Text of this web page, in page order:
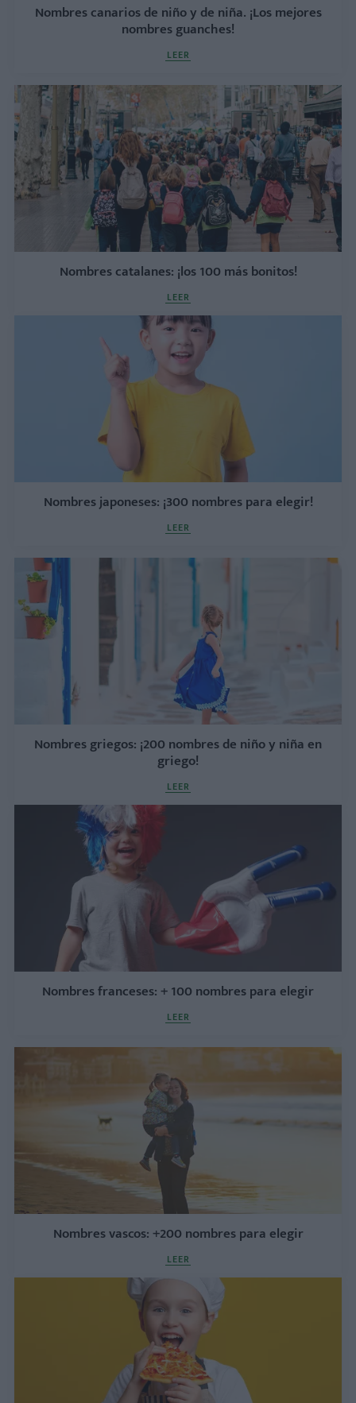
Nombres canarios de niño y de niña. ¡Los mejores
nombres guanches!
LEER
Nombres catalanes: ¡los 100 más bonitos!
LEER
Nombres japoneses: ¡300 nombres para elegir!
LEER
Nombres griegos: ¡200 nombres de niño y niña en
griego!
LEER
Nombres franceses: + 100 nombres para elegir
LEER
Nombres vascos: +200 nombres para elegir
LEER